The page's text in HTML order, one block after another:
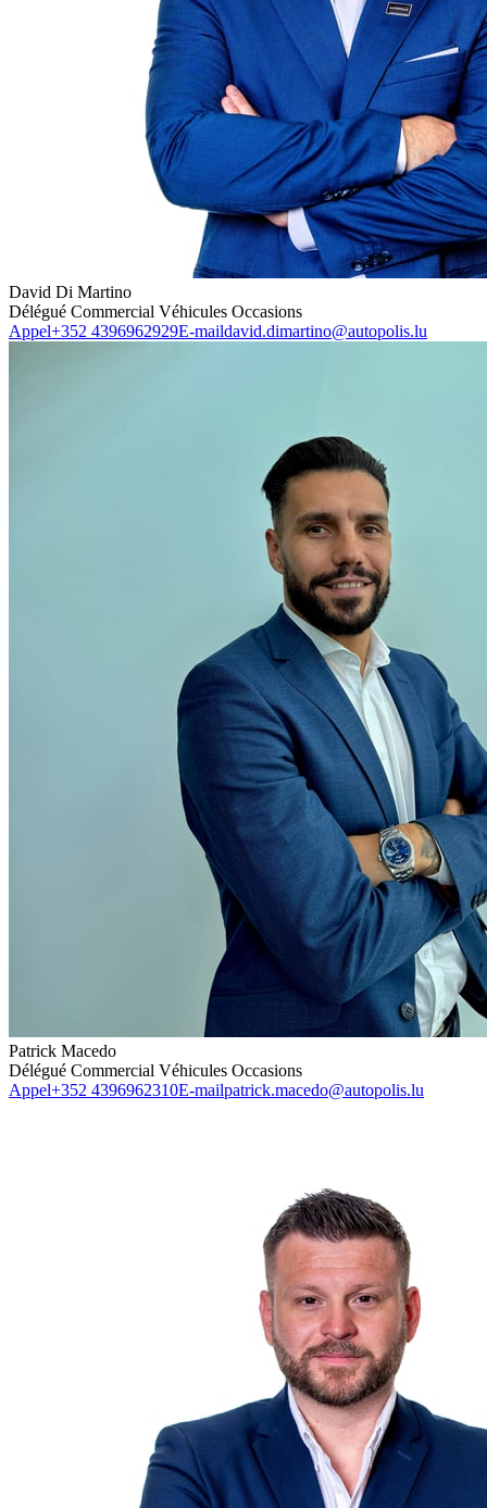
David Di Martino
Délégué Commercial Véhicules Occasions
Appel+352 4396962929E-maildavid.dimartino@autopolis.lu
Patrick Macedo
Délégué Commercial Véhicules Occasions
Appel+352 4396962310E-mailpatrick.macedo@autopolis.lu